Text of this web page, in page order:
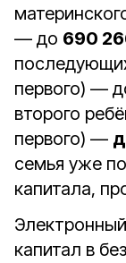
— до 690
первого) —
второго
первого) —
семья уже
капитала,
капитал в